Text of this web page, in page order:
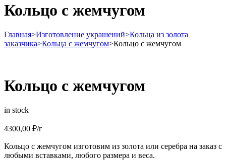
Кольцо с жемчугом
Главная>Изготовление украшений>Кольца из золота
заказчика>Кольца с жемчугом>Кольцо с жемчугом
Кольцо с жемчугом
in stock
4300,00 ₽/г
Кольцо с жемчугом изготовим из золота или серебра на заказ с
любыми вставками, любого размера и веса.